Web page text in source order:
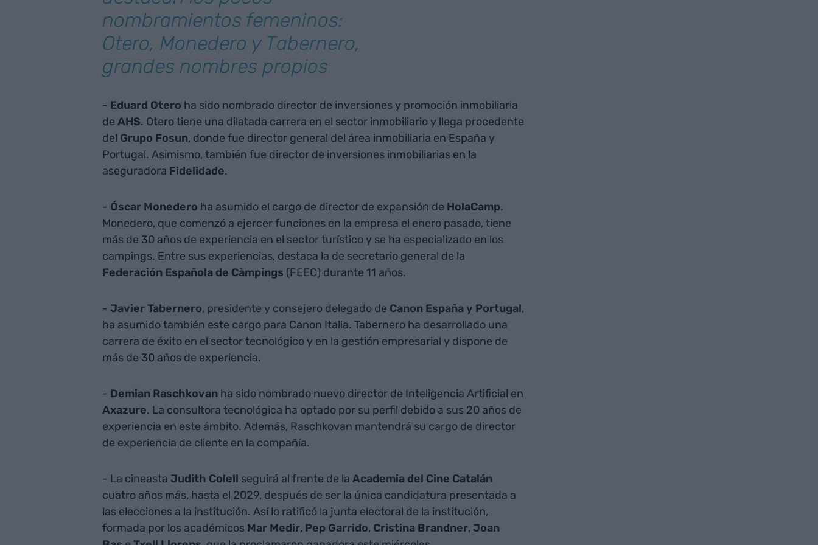
nombramientos femeninos:
Otero, Monedero y Tabernero,
grandes nombres propios
- Eduard Otero ha sido nombrado director de inversiones y promoción inmobiliaria
de AHS. Otero tiene una dilatada carrera en el sector inmobiliario y llega procedente
del Grupo Fosun, donde fue director general del área inmobiliaria en España y
Portugal. Asimismo, también fue director de inversiones inmobiliarias en la
aseguradora Fidelidade.
- Óscar Monedero ha asumido el cargo de director de expansión de HolaCamp.
Monedero, que comenzó a ejercer funciones en la empresa el enero pasado, tiene
más de 30 años de experiencia en el sector turístico y se ha especializado en los
campings. Entre sus experiencias, destaca la de secretario general de la
Federación Española de Càmpings (FEEC) durante 11 años.
- Javier Tabernero, presidente y consejero delegado de Canon España y Portugal,
ha asumido también este cargo para Canon Italia. Tabernero ha desarrollado una
carrera de éxito en el sector tecnológico y en la gestión empresarial y dispone de
más de 30 años de experiencia.
- Demian Raschkovan ha sido nombrado nuevo director de Inteligencia Artificial en
Axazure. La consultora tecnológica ha optado por su perfil debido a sus 20 años de
experiencia en este ámbito. Además, Raschkovan mantendrá su cargo de director
de experiencia de cliente en la compañía.
- La cineasta Judith Colell seguirá al frente de la Academia del Cine Catalán
cuatro años más, hasta el 2029, después de ser la única candidatura presentada a
las elecciones a la institución. Así lo ratificó la junta electoral de la institución,
formada por los académicos Mar Medir, Pep Garrido, Cristina Brandner, Joan